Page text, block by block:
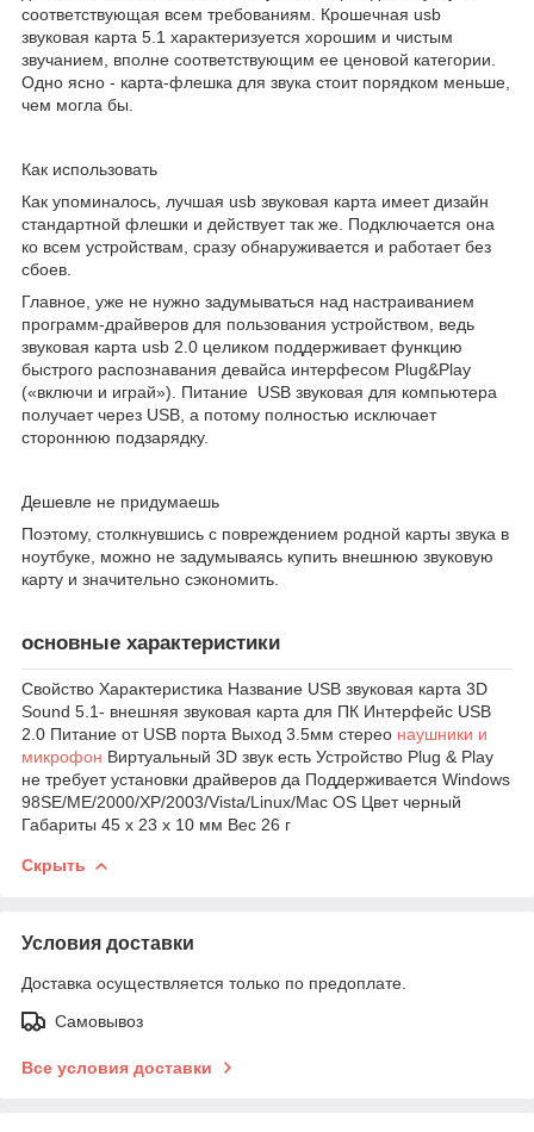
соответствующая всем требованиям. Крошечная usb
звуковая карта 5.1 характеризуется хорошим и чистым
звучанием, вполне соответствующим ее ценовой категории.
Одно ясно - карта-флешка для звука стоит порядком меньше,
чем могла бы.
Как использовать
Как упоминалось, лучшая usb звуковая карта имеет дизайн
стандартной флешки и действует так же. Подключается она
ко всем устройствам, сразу обнаруживается и работает без
сбоев.
Главное, уже не нужно задумываться над настраиванием
программ-драйверов для пользования устройством, ведь
звуковая карта usb 2.0 целиком поддерживает функцию
быстрого распознавания девайса интерфесом Plug&Play
(«включи и играй»). Питание USB звуковая для компьютера
получает через USB, а потому полностью исключает
стороннюю подзарядку.
Дешевле не придумаешь
Поэтому, столкнувшись с повреждением родной карты звука в
ноутбуке, можно не задумываясь купить внешнюю звуковую
карту и значительно сэкономить.
основные характеристики
Свойство Характеристика Название USB звуковая карта 3D
Sound 5.1- внешняя звуковая карта для ПК Интерфейс USB
2.0 Питание от USB порта Выход 3.5мм стерео наушники и
микрофон Виртуальный 3D звук есть Устройство Plug & Play
не требует установки драйверов да Поддерживается Windows
98SE/ME/2000/XP/2003/Vista/Linux/Mac OS Цвет черный
Габариты 45 х 23 х 10 мм Вес 26 г
Скрыть
Условия доставки
Доставка осуществляется только по предоплате.
Самовывоз
Все условия доставки